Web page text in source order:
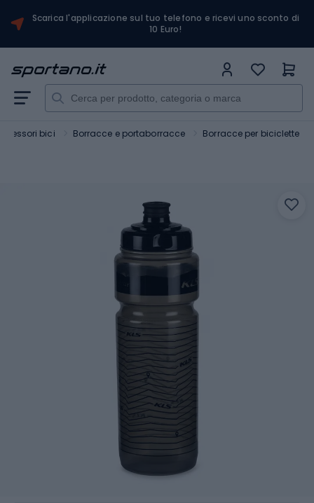
Scarica l'applicazione sul tuo telefono e ricevi uno sconto di
10 Euro!
bici Borracce e portaborracce Borracce per biciclette